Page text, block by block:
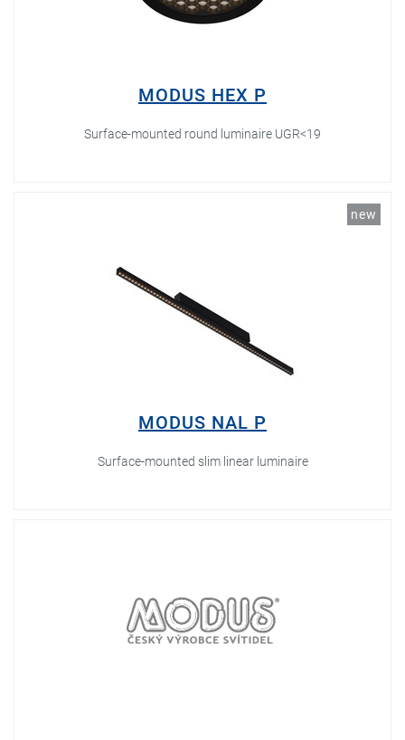
MODUS HEX P
Surface-mounted round luminaire UGR<19
new
MODUS NAL P
Surface-mounted slim linear luminaire